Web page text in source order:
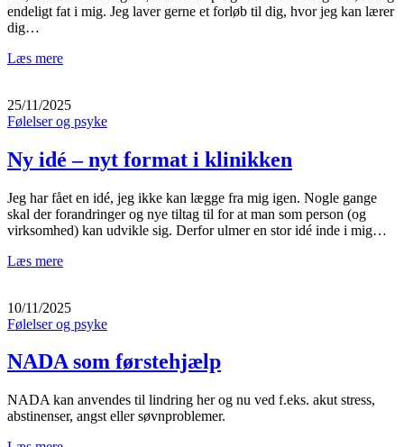
endeligt fat i mig. Jeg laver gerne et forløb til dig, hvor jeg kan lærer
dig…
Læs mere
25/11/2025
Følelser og psyke
Ny idé – nyt format i klinikken
Jeg har fået en idé, jeg ikke kan lægge fra mig igen. Nogle gange
skal der forandringer og nye tiltag til for at man som person (og
virksomhed) kan udvikle sig. Derfor ulmer en stor idé inde i mig…
Læs mere
10/11/2025
Følelser og psyke
NADA som førstehjælp
NADA kan anvendes til lindring her og nu ved f.eks. akut stress,
abstinenser, angst eller søvnproblemer.